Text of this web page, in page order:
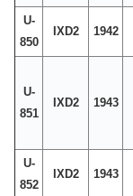
U-
850
IXD2 1942
U-
851
IXD2 1943
U-
852
IXD2 1943